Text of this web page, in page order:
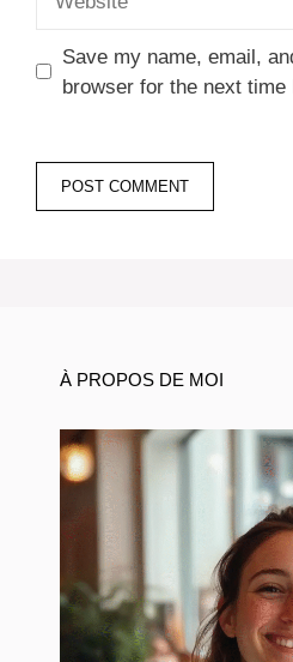
Save my name, email,
browser for the next time
À PROPOS DE MOI